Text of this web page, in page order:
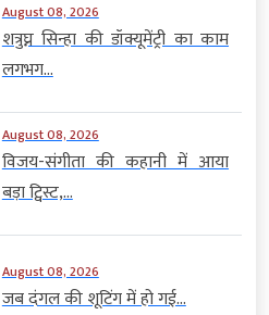
August 08, 2026
शत्रुघ्न सिन्हा की डॉक्यूमेंट्री का काम
लगभग...
August 08, 2026
विजय-संगीता की कहानी में आया
बड़ा ट्विस्ट,...
August 08, 2026
जब दंगल की शूटिंग में हो गई...